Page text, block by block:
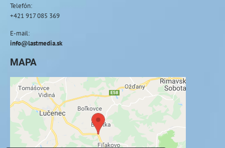
Telefón:
+421 917 085 369
E-mail:
info@lastmedia.sk
MAPA
Externý obsah je blokovaný Voľbami
súkromia
Prajete si načítať externý obsah?